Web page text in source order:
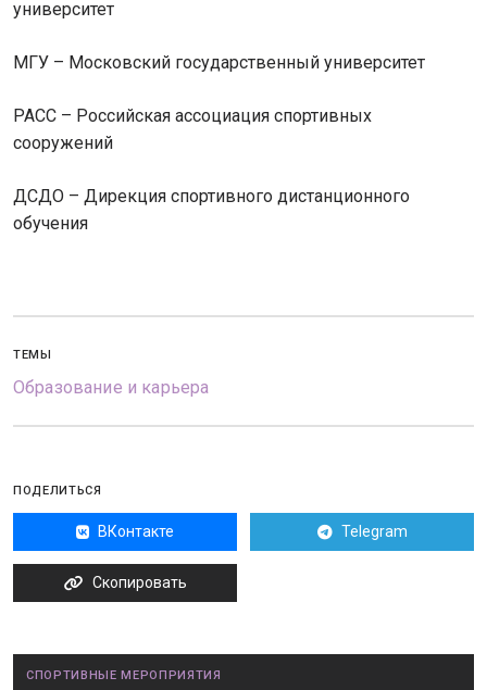
университет
МГУ – Московский государственный университет
РАСС – Российская ассоциация спортивных
сооружений
ДСДО – Дирекция спортивного дистанционного
обучения
ТЕМЫ
Образование и карьера
ПОДЕЛИТЬСЯ
ВКонтакте Telegram
Скопировать
СПОРТИВНЫЕ МЕРОПРИЯТИЯ